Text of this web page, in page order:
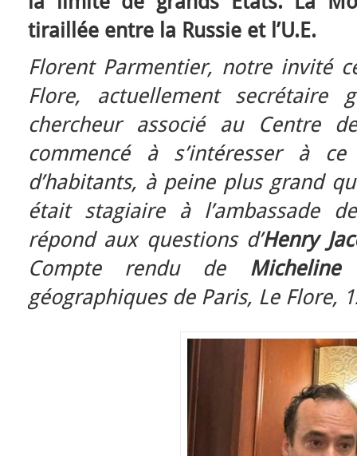
tiraillée entre la Russie et l’U.E.
Florent Parmentier, notre invité
Flore, actuellement secrétaire
chercheur associé au Centre
commencé à s’intéresser à
d’habitants, à peine plus grand
était stagiaire à l’ambassade
répond aux questions d’Henry
Compte rendu de Micheline
géographiques de Paris, Le Flore,